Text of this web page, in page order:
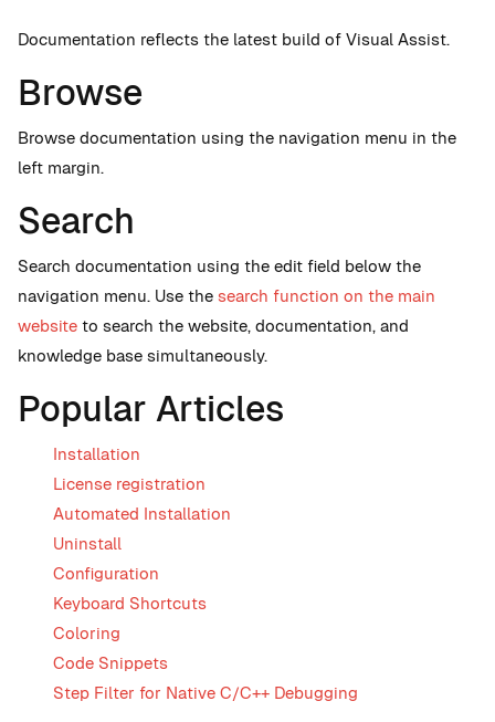
Documentation reflects the latest build of Visual Assist.
Browse
Browse documentation using the navigation menu in the
left margin.
Search
Search documentation using the edit field below the
navigation menu. Use the search function on the main
website to search the website, documentation, and
knowledge base simultaneously.
Popular Articles
Installation
License registration
Automated Installation
Uninstall
Configuration
Keyboard Shortcuts
Coloring
Code Snippets
Step Filter for Native C/C++ Debugging